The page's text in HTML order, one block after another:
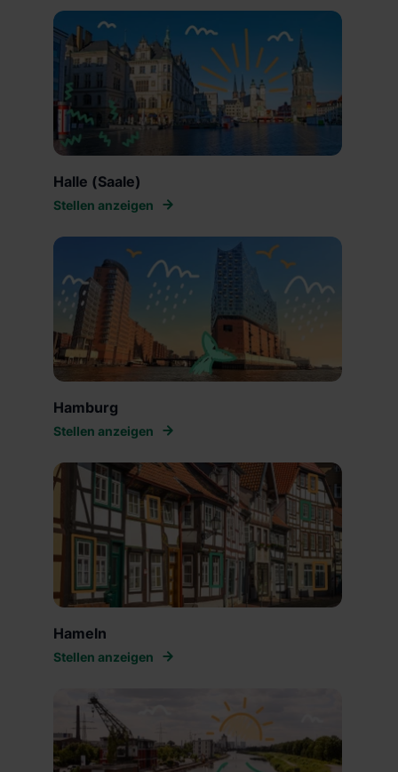
Halle (Saale)
Stellen anzeigen
Hamburg
Stellen anzeigen
Hameln
Stellen anzeigen